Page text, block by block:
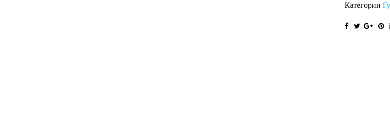
SUV
XL
Категории